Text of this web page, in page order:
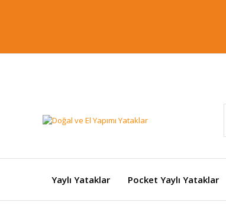
Yaylı Yataklar Pocket Yaylı Yataklar